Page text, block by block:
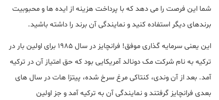
شما این فرصت را می دهد که با پرداخت هزینه از ایده ها و محبوبیت
برندهای دیگر استفاده کنید و نمایندگی آن برند را داشته باشید.
این یعنی سرمایه گذاری موفق! فرانچایز در سال ۱۹۸۵ برای اولین بار در
ترکیه به نام شرکت مک دونالد آمریکایی بود که حق امتیاز آن در ترکیه
آمد. بعد از آن وندی، کنتاکی مرغ سرخ شده، پیتزا هات در سال های
بعدی فرانچایز گرفتند و نمایندگی آن به ترکیه آمد و جز اولین